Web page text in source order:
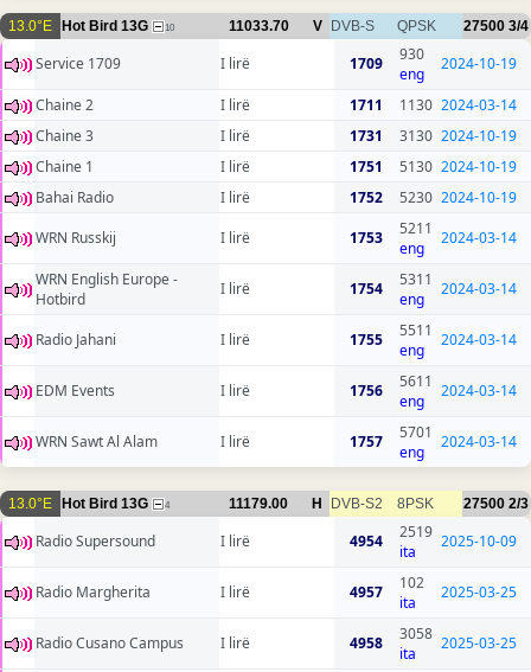
13.0°E Hot Bird 13G 10 11033.70 V DVB-S QPSK 27500 3/4
Service 1709 I lirë 1709
930
eng
2024-10-19
Chaine 2 I lirë 1711 1130 2024-03-14
Chaine 3
I lirë 1731 3130 2024-10-19
Chaine 1
I lirë 1751 5130 2024-10-19
Bahai Radio
I lirë 1752 5230 2024-10-19
WRN Russkij
I lirë 1753
5211
eng
2024-03-14
WRN English Europe -
Hotbird
I lirë 1754
5311
eng
2024-03-14
Radio Jahani I lirë 1755
5511
eng
2024-03-14
EDM Events I lirë 1756
5611
eng
2024-03-14
WRN Sawt Al Alam I lirë 1757
5701
eng
2024-03-14
13.0°E Hot Bird 13G 4 11179.00 H DVB-S2 8PSK 27500 2/3
Radio Supersound I lirë 4954
2519
ita
2025-10-09
Radio Margherita I lirë 4957
102
ita
2025-03-25
Radio Cusano Campus I lirë 4958
3058
ita
2025-03-25